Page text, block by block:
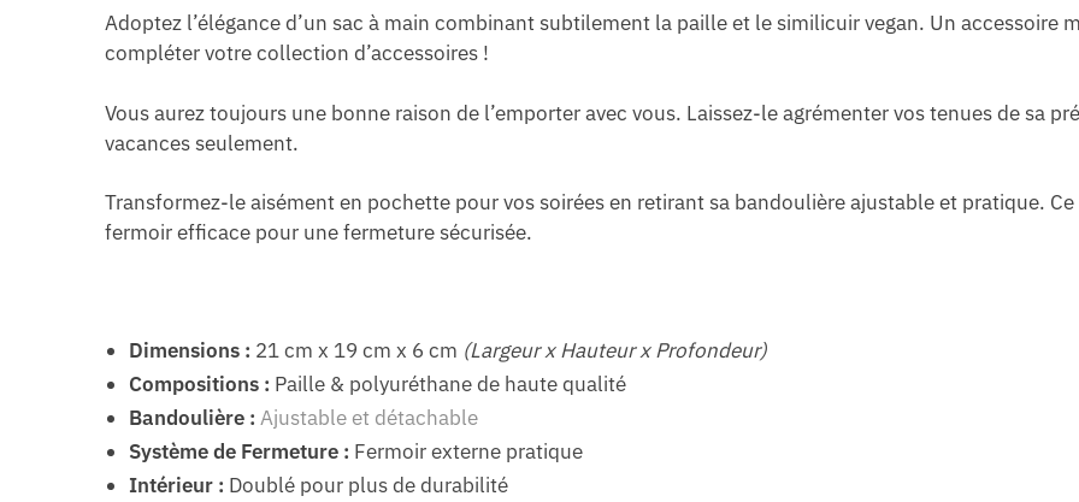
Adoptez l’élégance d’un sac à main combinant subtilement la paille et le similicuir vegan. Un accessoire
compléter votre collection d’accessoires !
Vous aurez toujours une bonne raison de l’emporter avec vous. Laissez-le agrémenter vos tenues de sa
vacances seulement.
Transformez-le aisément en pochette pour vos soirées en retirant sa bandoulière ajustable et pratique.
fermoir efficace pour une fermeture sécurisée.
Dimensions : 21 cm x 19 cm x 6 cm (Largeur x Hauteur x Profondeur)
Compositions : Paille & polyuréthane de haute qualité
Bandoulière : Ajustable et détachable
Système de Fermeture : Fermoir externe pratique
Intérieur : Doublé pour plus de durabilité